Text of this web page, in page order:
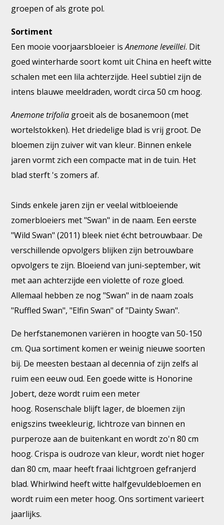
groepen of als grote pol.
Sortiment
Een mooie voorjaarsbloeier isAnemone leveillei. Dit
goed winterharde soort komt uit China en heeft witte
schalen met een lila achterzijde. Heel subtiel zijn de
intens blauwe meeldraden, wordt circa 50 cm hoog.
Anemone trifolia groeit als de bosanemoon (met
wortelstokken). Het driedelige blad is vrij groot. De
bloemen zijn zuiver wit van kleur. Binnen enkele
jaren vormt zich een compacte mat in de tuin. Het
blad sterft 's zomers af.
Sinds enkele jaren zijn er veelal witbloeiende
zomerbloeiers met "Swan" in de naam. Een eerste
"Wild Swan" (2011) bleek niet écht betrouwbaar. De
verschillende opvolgers blijken zijn betrouwbare
opvolgers te zijn. Bloeiend van juni-september, wit
met aan achterzijde een violette of roze gloed.
Allemaal hebben ze nog "Swan" in de naam zoals
"Ruffled Swan", "Elfin Swan" of "Dainty Swan".
De herfstanemonen variëren in hoogte van 50-150
cm. Qua sortiment komen er weinig nieuwe soorten
bij. De meesten bestaan al decennia of zijn zelfs al
ruim een eeuw oud. Een goede witte is Honorine
Jobert, deze wordt ruim een meter
hoog. Rosenschale blijft lager, de bloemen zijn
enigszins tweekleurig, lichtroze van binnen en
purperoze aan de buitenkant en wordt zo'n 80 cm
hoog. Crispa is oudroze van kleur, wordt niet hoger
dan 80 cm, maar heeft fraai lichtgroen gefranjerd
blad. Whirlwind heeft witte halfgevuldebloemen en
wordt ruim een meter hoog. Ons sortiment varieert
jaarlijks.